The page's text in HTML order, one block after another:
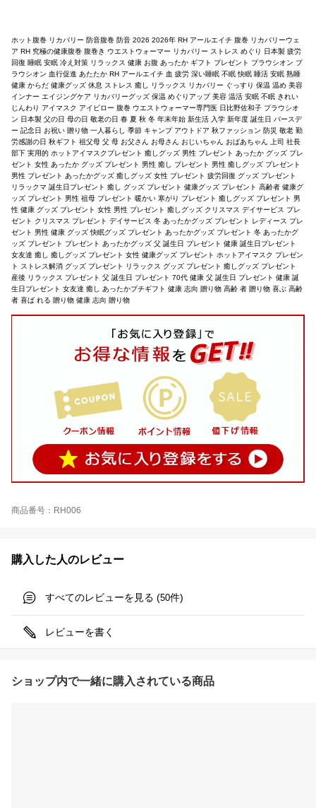
ホット腹巻 リカバリー 防音腹巻 防音 2026 2026年 RH アールエイチ 腹巻 リカバリーウェ
ア RH 究極の健康腹巻 腹巻き ウエストウォーマー リカバリー ストレス めぐり 日本製 疲労
回復 睡眠 安眠 冷え対策 リラックス 健康 お腹 あったか ギフト プレゼント プラウシオン プ
ラウシオン 血行促進 あたたか RH アールエイチ 血 疲労 深い睡眠 不眠 快眠 睡活 安眠 熟睡
健康 からだ 健康グッズ 休息 ストレス 癒し リラックス リカバリー ぐっすり 保温 温め 美容
インナー エイジングケア リカバリーグッズ 保温 めぐりアップ 美容 温活 安眠 不眠 きれい
じんわり アイマスク アイピロー 腹巻 ウエストウォーマー専門医 日比野佐和子 プラウシオ
ン 日本製 父の日 母の日 敬老の日 春 夏 秋 冬 年末年始 新生活 入学 新年度 誕生日 バースデ
ー 記念日 お祝い 贈り物 一人暮らし 季節 キャンプ アウトドア 秋ファッション 防災 敬老 勤
労感謝の日 秋ギフト 祖父母 父 母 お父さん お母さん おじいちゃん おばあちゃん 上司 社長
部下 実用的 ホットアイマスクプレゼント 癒しグッズ 男性 プレゼント あったか グッズ プレ
ゼント 女性 あったか グッズ プレゼント 男性 癒し プレゼント 男性 癒しグッズ プレゼント
男性 プレゼント あったかグッズ 癒しグッズ 女性 プレゼント 疲労回復 グッズ プレゼント
リラックマ 誕生日プレゼント 癒し グッズ プレゼント 健康グッズ プレゼント 高齢者 健康グ
ッズ プレゼント 男性 祖母 プレゼント 暖かい 寒がり プレゼント 癒しグッズ プレゼント 男
性 健康 グッズ プレゼント 女性 男性 プレゼント 癒しグッズ クリスマス デイサービス プレ
ゼント クリスマス プレゼント デイサービス 冬 あったかグッズ プレゼント レディース プレ
ゼント 男性 健康 グッズ 快眠グッズ プレゼント あったかグッズ プレゼント 冬 あったかグ
ッズ プレゼント プレゼント あったかグッズ 父 誕生日 プレゼント 健康 誕生日プレゼント
女友達 癒し 癒しグッズ プレゼント 女性 健康グッズ プレゼント ホットアイマスク プレゼン
ト ストレス解消 グッズ プレゼント リラックス グッズ プレゼント 癒しグッズ プレゼント
産後 リラックス プレゼント 父 誕生日 プレゼント 70代 健康 父 誕生日 プレゼント 健康 誕
生日プレゼント 女友達 癒し あったかプチギフト 健康 志向 贈り物 高齢 者 贈り物 喜ぶ 高齢
者 喜ば れる 贈り物 健康 志向 贈り物
商品番号：RH006
購入した人のレビュー
すべてのレビューを見る (50件)
レビューを書く
ショップ内で一緒に購入されている商品